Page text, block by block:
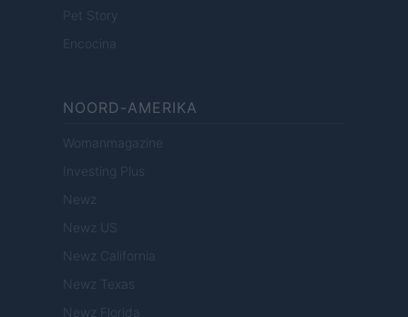
Pet Story
Encocina
NOORD-AMERIKA
Womanmagazine
Investing Plus
Newz
Newz US
Newz California
Newz Texas
Newz Florida